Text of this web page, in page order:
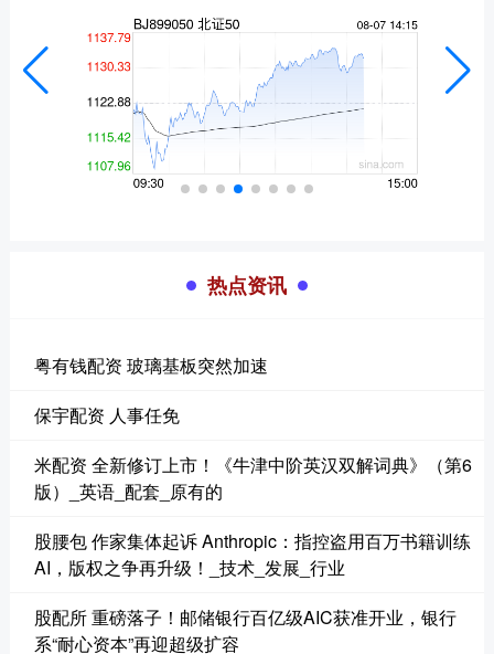
热点资讯
粤有钱配资 玻璃基板突然加速
保宇配资 人事任免
米配资 全新修订上市！《牛津中阶英汉双解词典》（第6
版）_英语_配套_原有的
股腰包 作家集体起诉 Anthropic：指控盗用百万书籍训练
AI，版权之争再升级！_技术_发展_行业
股配所 重磅落子！邮储银行百亿级AIC获准开业，银行
系“耐心资本”再迎超级扩容